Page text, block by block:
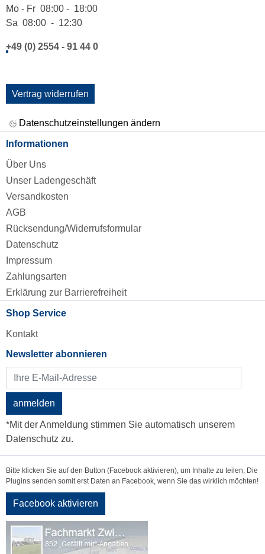
Mo - Fr 08:00 - 18:00
Sa 08:00 - 12:30
+49 (0) 2554 - 91 44 0
Vertrag widerrufen
Datenschutzeinstellungen ändern
Informationen
Über Uns
Unser Ladengeschäft
Versandkosten
AGB
Rücksendung/Widerrufsformular
Datenschutz
Impressum
Zahlungsarten
Erklärung zur Barrierefreiheit
Shop Service
Kontakt
Newsletter abonnieren
anmelden
*Mit der Anmeldung stimmen Sie automatisch unserem
Datenschutz zu.
Bitte klicken Sie auf den Button (Facebook aktivieren), um Inhalte zu teilen, Die
Plugins senden somit erst Daten an Facebook, wenn Sie das wirklich möchten!
Facebook aktivieren